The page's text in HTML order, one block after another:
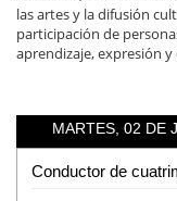
las artes y la difusión
participación de
aprendizaje, expresión y
MARTES, 02 DE
Conductor de